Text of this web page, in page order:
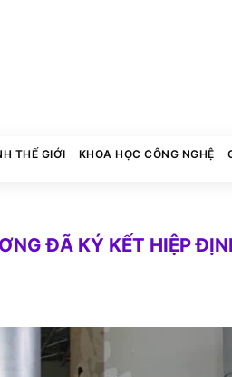
THẾ GIỚI KHOA HỌC CÔNG NGHỆ
ĐÃ KÝ KẾT HIỆP